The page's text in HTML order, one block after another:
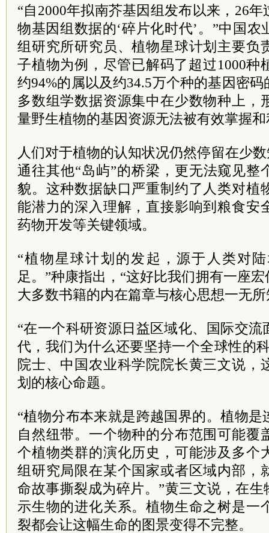
“自2000年拟南芥基因组发布以来，26
物基因组数据的‘碎片化时代’。”中国
组研究所研究员、植物星球计划主要负
子植物为例，尽管已解码了超过1000种
约94%的属以及约34.5万个种的基因密
多数组学数据资源集中在少数物种上，
量野生植物的基因资源无法被有效掌握
人们对于植物的认知状况仍然停留在少
通往其他“岛屿”的桥梁，更无法窥见整
貌。这种数据缺口严重制约了人类对植
能潜力的深入理解，直接影响到粮食安
药物开发等关键领域。
“植物星球计划的发起，源于人类对
足。”种康指出，“这好比我们拥有一座
大多数书籍的内在篇章与核心思想一无所
“在一个科研资源日益区域化、国际交
代，我们为什么还要坚持一个全球性的
院士、中国农业科学院院长黄三文说，
划的核心命题。
“植物分布本来就是跨越国界的。植物
自然纽带。一个物种的分布范围可能覆
个植物类群的演化历史，可能涉及多个
组研究局限在某个国家或者区域内部，
命故事撕裂成为碎片。”黄三文说，在生
示生物的进化关系。植物生命之树是一
裂都会让这幅生命的图景变得不完整。